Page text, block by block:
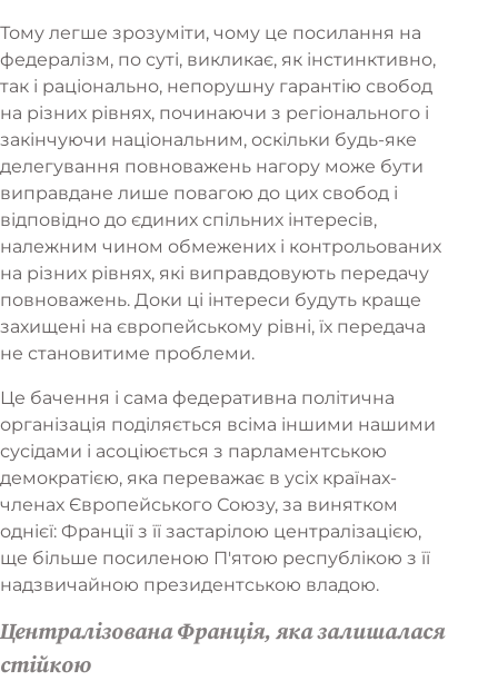
Тому легше зрозуміти, чому це посилання на
федералізм, по суті, викликає, як інстинктивно,
так і раціонально, непорушну гарантію свобод
на різних рівнях, починаючи з регіонального і
закінчуючи національним, оскільки будь-яке
делегування повноважень нагору може бути
виправдане лише повагою до цих свобод і
відповідно до єдиних спільних інтересів,
належним чином обмежених і контрольованих
на різних рівнях, які виправдовують передачу
повноважень. Доки ці інтереси будуть краще
захищені на європейському рівні, їх передача
не становитиме проблеми.
Це бачення і сама федеративна політична
організація поділяється всіма іншими нашими
сусідами і асоціюється з парламентською
демократією, яка переважає в усіх країнах-
членах Європейського Союзу, за винятком
однієї: Франції з її застарілою централізацією,
ще більше посиленою П'ятою республікою з її
надзвичайною президентською владою.
Централізована Франція, яка залишалася
стійкою